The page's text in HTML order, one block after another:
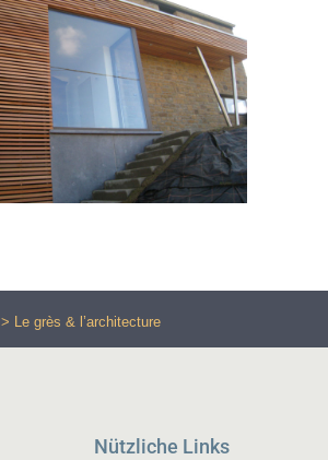
> Le grès & l’architecture
Nützliche Links